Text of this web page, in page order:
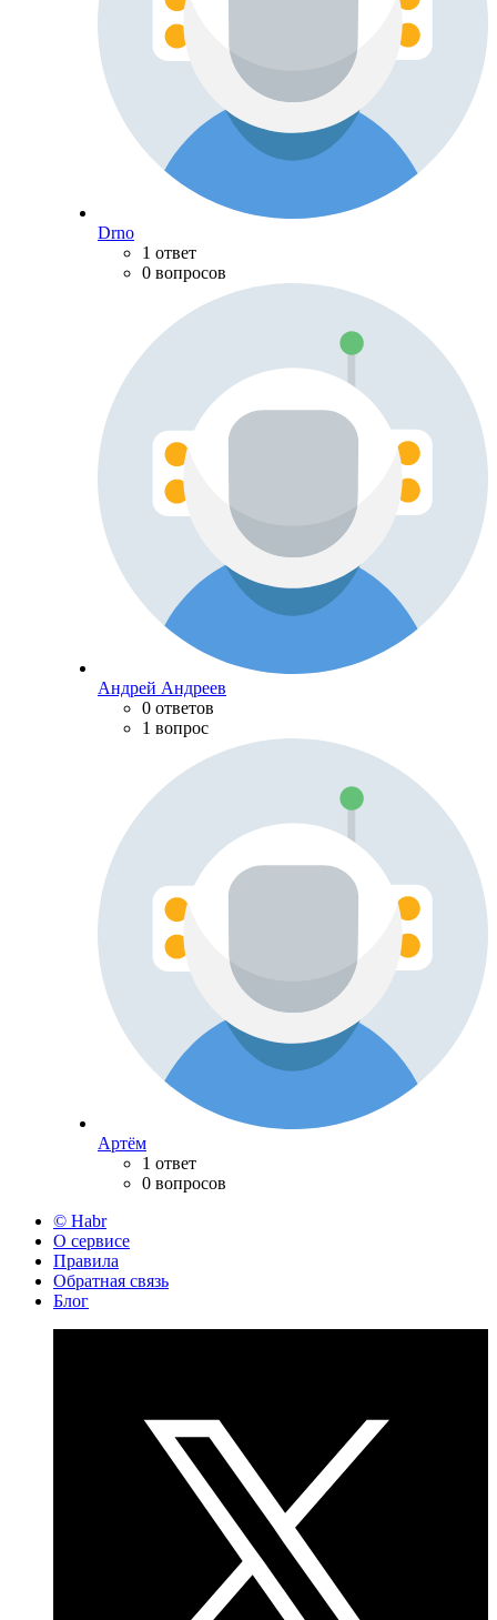
Drno
1 ответ
0 вопросов
Андрей Андреев
0 ответов
1 вопрос
Артём
1 ответ
0 вопросов
© Habr
О сервисе
Правила
Обратная связь
Блог